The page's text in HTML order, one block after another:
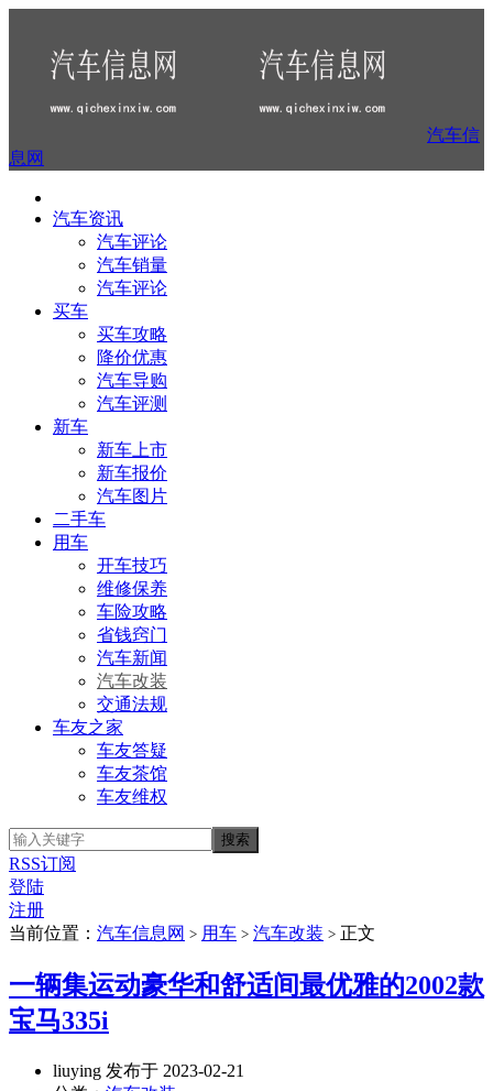
汽车信
息网
汽车资讯
汽车评论
汽车销量
汽车评论
买车
买车攻略
降价优惠
汽车导购
汽车评测
新车
新车上市
新车报价
汽车图片
二手车
用车
开车技巧
维修保养
车险攻略
省钱窍门
汽车新闻
汽车改装
交通法规
车友之家
车友答疑
车友茶馆
车友维权
RSS订阅
登陆
注册
当前位置： 汽车信息网 > 用车 > 汽车改装 > 正文
一辆集运动豪华和舒适间最优雅的2002款
宝马335i
liuying 发布于 2023-02-21